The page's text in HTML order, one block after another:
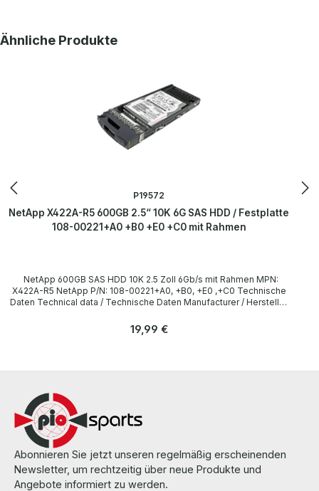
Produktgalerie überspringen
Ähnliche Produkte
P19572
NetApp X422A-R5 600GB 2.5“ 10K 6G SAS HDD / Festplatte
108-00221+A0 +B0 +E0 +C0 mit Rahmen
X422A-R5 NetApp P/N: 108-00221+A0, +B0, +E0 ,+C0 Technische
Daten Technical data / Technische Daten Manufacturer / Hersteller
FAS3160, FAS3170, FAS3210, FAS3240, FAS3270, FAS6030,
1 x NetApp 108-00221+A0, +B0 600GB HDD mit Rahmen Drivers
and other software are not included. / Treiber und Software sind
nicht im Lieferumfang enthalten. The hardware has been
overhauled and tested by us. Die Hardware wurde von uns überholt
und getestet. More information and details can be found on the
pages of the manufacturer. Weitere Informationen und Details
finden Sie auf den Seiten des Herstellers. All parts are used but
100% OK!!! Alle Teile sind gebraucht aber 100 % in Ordnung!!!
Regulärer Preis:
19,99 €
Abonnieren Sie jetzt unseren regelmäßig erscheinenden
Newsletter, um rechtzeitig über neue Produkte und
Angebote informiert zu werden.